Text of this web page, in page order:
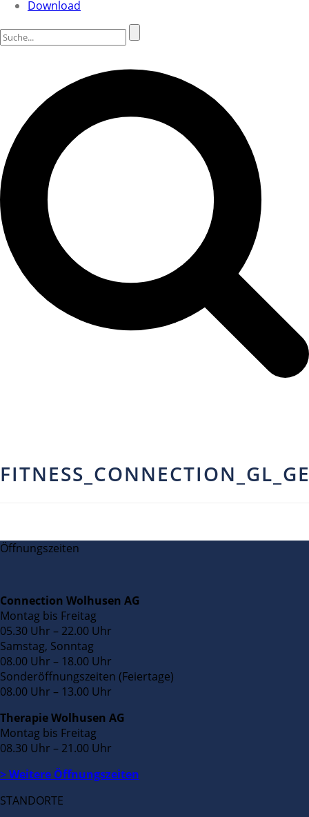
Download
Öffnungszeiten
Connection Wolhusen AG
Montag bis Freitag
05.30 Uhr – 22.00 Uhr
Samstag, Sonntag
08.00 Uhr – 18.00 Uhr
Sonderöffnungszeiten (Feiertage)
08.00 Uhr – 13.00 Uhr
Therapie Wolhusen AG
Montag bis Freitag
08.30 Uhr – 21.00 Uhr
> Weitere Öffnungszeiten
STANDORTE